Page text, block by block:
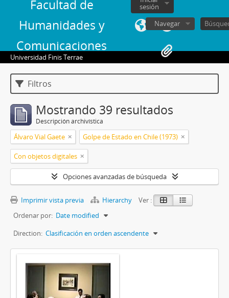
Facultad de
Humanidades y
Comunicaciones
sesión
Navegar
Universidad Finis Terrae
Filtros
Mostrando 39 resultados
Descripción archivística
Álvaro Vial Gaete Golpe de Estado en Chile (1973)
Con objetos digitales
Opciones avanzadas de búsqueda
Imprimir vista previa Hierarchy
Ver :
Ordenar por: Date modified
Direction: Clasificación en orden ascendente